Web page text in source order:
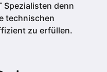
Spezialisten denn
technischen
zu erfüllen.